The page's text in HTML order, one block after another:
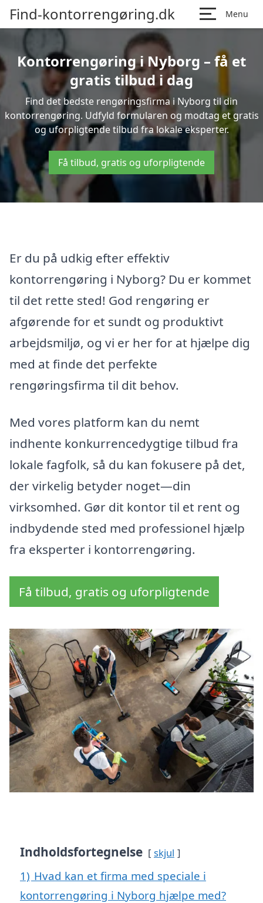
Find-kontorrengøring.dk Menu
Kontorrengøring i Nyborg – få et
gratis tilbud i dag
Find det bedste rengøringsfirma i Nyborg til din
kontorrengøring. Udfyld formularen og modtag et gratis
og uforpligtende tilbud fra lokale eksperter.
Få tilbud, gratis og uforpligtende
Er du på udkig efter effektiv
kontorrengøring i Nyborg? Du er kommet
til det rette sted! God rengøring er
afgørende for et sundt og produktivt
arbejdsmiljø, og vi er her for at hjælpe dig
med at finde det perfekte
rengøringsfirma til dit behov.
Med vores platform kan du nemt
indhente konkurrencedygtige tilbud fra
lokale fagfolk, så du kan fokusere på det,
der virkelig betyder noget—din
virksomhed. Gør dit kontor til et rent og
indbydende sted med professionel hjælp
fra eksperter i kontorrengøring.
Få tilbud, gratis og uforpligtende
Indholdsfortegnelse skjul
1) Hvad kan et firma med speciale i
kontorrengøring i Nyborg hjælpe med?